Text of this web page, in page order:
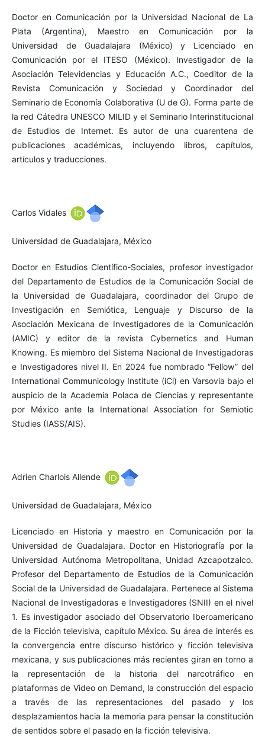
Doctor en Comunicación por la Universidad Nacional de La
Plata (Argentina), Maestro en Comunicación por la
Universidad de Guadalajara (México) y Licenciado en
Comunicación por el ITESO (México). Investigador de la
Asociación Televidencias y Educación A.C., Coeditor de la
Revista Comunicación y Sociedad y Coordinador del
Seminario de Economía Colaborativa (U de G). Forma parte de
la red Cátedra UNESCO MILID y el Seminario Interinstitucional
de Estudios de Internet. Es autor de una cuarentena de
publicaciones académicas, incluyendo libros, capítulos,
artículos y traducciones.
Carlos Vidales
Universidad de Guadalajara, México
Doctor en Estudios Científico-Sociales, profesor investigador
del Departamento de Estudios de la Comunicación Social de
la Universidad de Guadalajara, coordinador del Grupo de
Investigación en Semiótica, Lenguaje y Discurso de la
Asociación Mexicana de Investigadores de la Comunicación
(AMIC) y editor de la revista Cybernetics and Human
Knowing. Es miembro del Sistema Nacional de Investigadoras
e Investigadores nivel II. En 2024 fue nombrado “Fellow” del
International Communicology Institute (iCi) en Varsovia bajo el
auspicio de la Academia Polaca de Ciencias y representante
por México ante la International Association for Semiotic
Studies (IASS/AIS).
Adrien Charlois Allende
Universidad de Guadalajara, México
Licenciado en Historia y maestro en Comunicación por la
Universidad de Guadalajara. Doctor en Historiografía por la
Universidad Autónoma Metropolitana, Unidad Azcapotzalco.
Profesor del Departamento de Estudios de la Comunicación
Social de la Universidad de Guadalajara. Pertenece al Sistema
Nacional de Investigadoras e Investigadores (SNII) en el nivel
1. Es investigador asociado del Observatorio Iberoamericano
de la Ficción televisiva, capítulo México. Su área de interés es
la convergencia entre discurso histórico y ficción televisiva
mexicana, y sus publicaciones más recientes giran en torno a
la representación de la historia del narcotráfico en
plataformas de Video on Demand, la construcción del espacio
a través de las representaciones del pasado y los
desplazamientos hacia la memoria para pensar la constitución
de sentidos sobre el pasado en la ficción televisiva.